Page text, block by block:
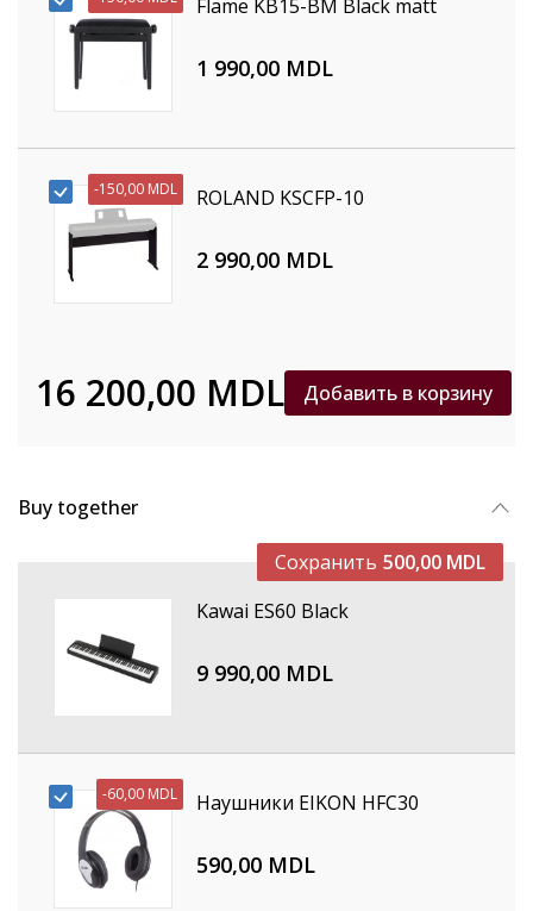
Flame KB15-BM Black matt
1 990,00 MDL
-150,00 MDL ROLAND KSCFP-10
2 990,00 MDL
16 200,00 MDL Добавить в корзину
Buy together
Kawai ES60 Black
9 990,00 MDL
-60,00 MDL Наушники EIKON HFC30
590,00 MDL
Сохранить 500,00 MDL